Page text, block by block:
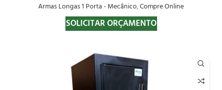
Armas Longas 1 Porta - Mecânico,Compre Online
SOLICITAR ORÇAMENTO